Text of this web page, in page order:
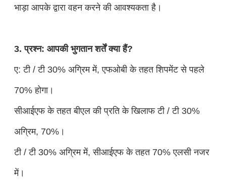
भाड़ा आपके द्वारा वहन करने की आवश्यकता है।
3. प्रश्न: आपकी भुगतान शर्तें क्या हैं?
ए: टी / टी 30% अग्रिम में, एफओबी के तहत शिपमेंट से पहले
70% होगा।
सीआईएफ के तहत बीएल की प्रति के खिलाफ टी / टी 30%
अग्रिम, 70%।
टी / टी 30% अग्रिम में, सीआईएफ के तहत 70% एलसी नजर
में।